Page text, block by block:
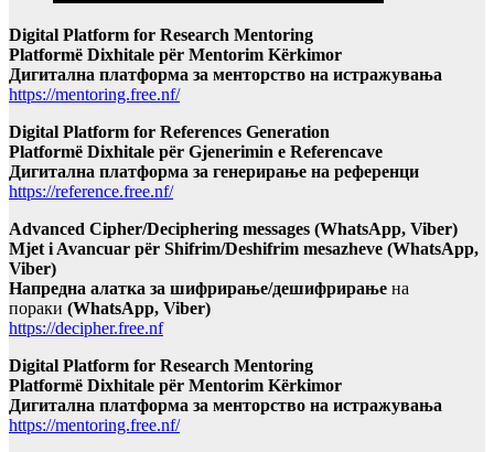
Digital Platform for Research Mentoring
Platformë Dixhitale për Mentorim Kërkimor
Дигитална платформа за менторство на истражувања
https://mentoring.free.nf/
Digital Platform for References Generation
Platformë Dixhitale për Gjenerimin e Referencave
Дигитална платформа за генерирање на референци
https://reference.free.nf/
Advanced Cipher/Deciphering messages (WhatsApp, Viber)
Mjet i Avancuar për Shifrim/Deshifrim mesazheve (WhatsApp,
Viber)
Напредна алатка за шифрирање/дешифрирање на
пораки (WhatsApp, Viber)
https://decipher.free.nf
Digital Platform for Research Mentoring
Platformë Dixhitale për Mentorim Kërkimor
Дигитална платформа за менторство на истражувања
https://mentoring.free.nf/